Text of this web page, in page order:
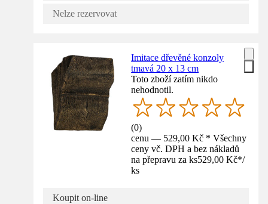
Nelze rezervovat
Imitace dřevěné konzoly
tmavá 20 x 13 cm
Toto zboží zatím nikdo
nehodnotil.
(0)
cenu — 529,00 Kč * Všechny
ceny vč. DPH a bez nákladů
na přepravu za ks529,00 Kč*/
ks
Koupit on-line